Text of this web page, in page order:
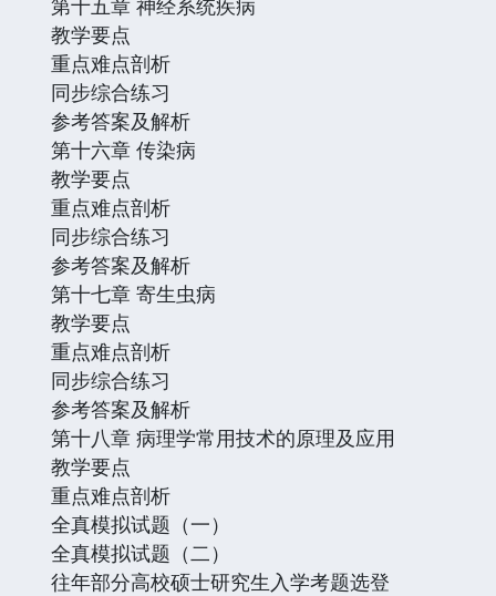
第十五章 神经系统疾病
教学要点
重点难点剖析
同步综合练习
参考答案及解析
第十六章 传染病
教学要点
重点难点剖析
同步综合练习
参考答案及解析
第十七章 寄生虫病
教学要点
重点难点剖析
同步综合练习
参考答案及解析
第十八章 病理学常用技术的原理及应用
教学要点
重点难点剖析
全真模拟试题（一）
全真模拟试题（二）
往年部分高校硕士研究生入学考题选登